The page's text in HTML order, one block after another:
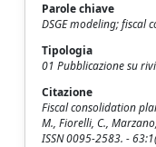
Parole chiave
DSGE modeling; fiscal
Tipologia
01 Pubblicazione su
Citazione
Fiscal consolidation
M., Fiorelli, C.,
ISSN 0095-2583. -